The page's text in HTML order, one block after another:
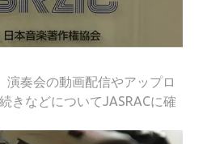
演奏会の動画配信やアップロ
きなどについてJASRACに確